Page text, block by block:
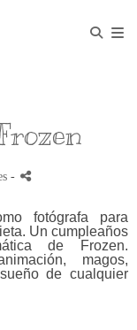
-
fotógrafa para
Un cumpleaños
de Frozen.
magos,
de cualquier